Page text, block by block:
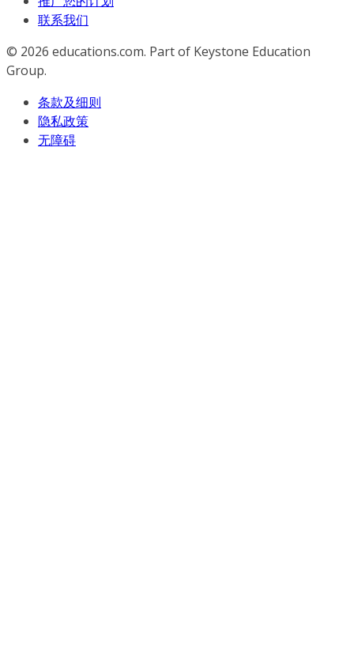
联系我们
© 2026 educations.com. Part of Keystone Education
Group.
条款及细则
隐私政策
无障碍